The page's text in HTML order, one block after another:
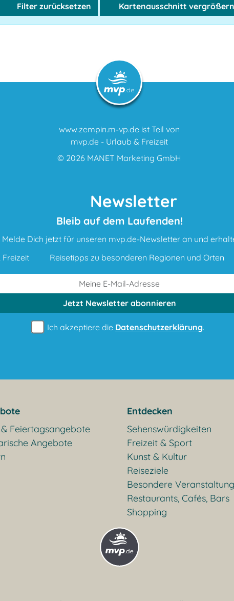
Filter zurücksetzen Kartenausschnitt vergrößern
www.zempin.m-vp.de ist Teil von
mvp.de - Urlaub & Freizeit
© 2026 MANET Marketing GmbH
Newsletter
Bleib auf dem Laufenden!
Melde Dich jetzt für unseren mvp.de-Newsletter an und
Reisetipps zu besonderen Regionen und Orten
Jetzt Newsletterabonnieren
Ich akzeptiere die Datenschutzerklärung.
Feiertagsangebote
Angebote
Entdecken
Sehenswürdigkeiten
Freizeit & Sport
Kunst & Kultur
Reiseziele
Besondere
Restaurants, Cafés, Bars
Shopping